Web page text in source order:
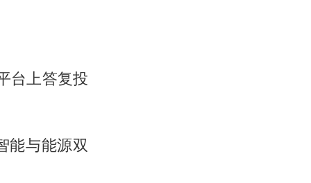
台上答复投
能与能源双